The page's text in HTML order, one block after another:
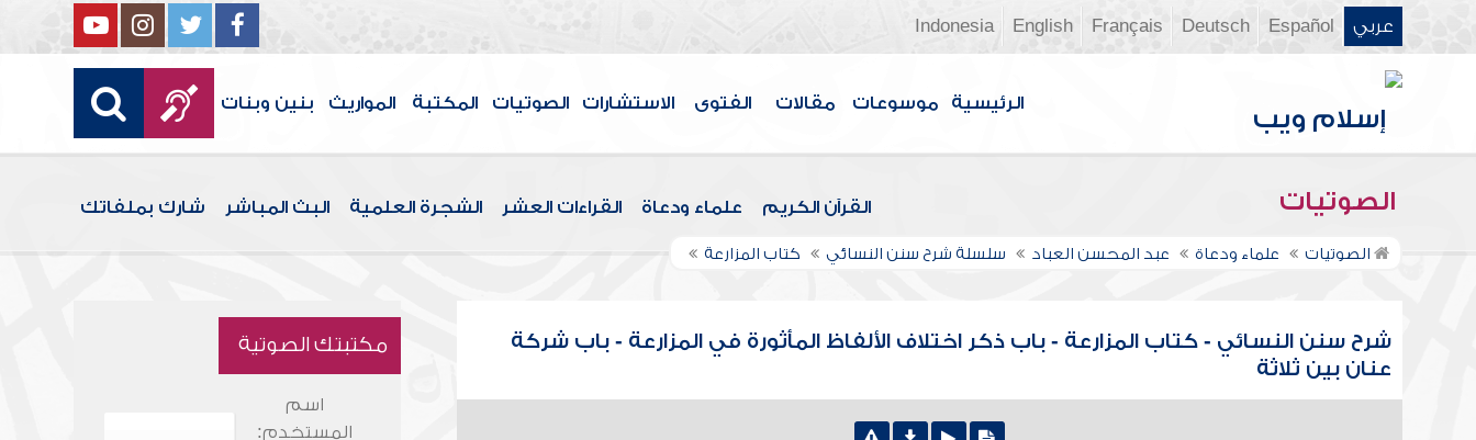
عربي Español
Deutsch
Français
English
Indonesia
الرئيسية موسوعات مقالات الفتوى الاستشارات الصوتيات المكتبة المواريث بنين وبنات
الصوتيات القرآن الكريم علماء ودعاة القراءات العشر الشجرة العلمية البث المباشر شارك بملفاتك
الصوتيات علماء ودعاة عبد المحسن العباد سلسلة شرح سنن النسائي كتاب المزارعة
شرح سنن النسائي - كتاب المزارعة - باب ذكر اختلاف الألفاظ المأثورة في المزارعة - باب شركة
عنان بين ثلاثة
مكتبتك الصوتية
اسم
المستخدم: